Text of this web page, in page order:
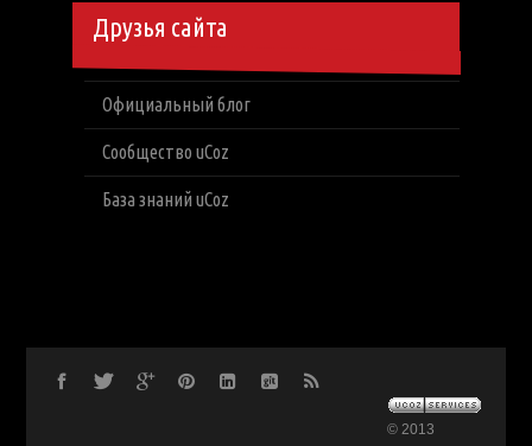
Друзья сайта
Официальный блог
Сообщество uCoz
База знаний uCoz
© 2013